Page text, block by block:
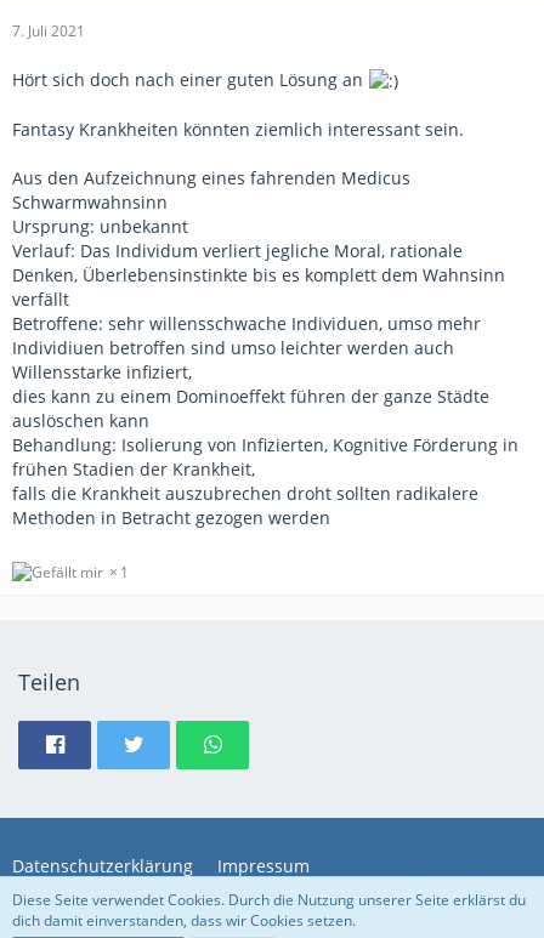
7. Juli 2021
Hört sich doch nach einer guten Lösung an
Fantasy Krankheiten könnten ziemlich interessant sein.
Aus den Aufzeichnung eines fahrenden Medicus
Schwarmwahnsinn
Ursprung: unbekannt
Verlauf: Das Individum verliert jegliche Moral, rationale
Denken, Überlebensinstinkte bis es komplett dem Wahnsinn
verfällt
Betroffene: sehr willensschwache Individuen, umso mehr
Individiuen betroffen sind umso leichter werden auch
Willensstarke infiziert,
dies kann zu einem Dominoeffekt führen der ganze Städte
auslöschen kann
Behandlung: Isolierung von Infizierten, Kognitive Förderung in
frühen Stadien der Krankheit,
falls die Krankheit auszubrechen droht sollten radikalere
Methoden in Betracht gezogen werden
1
Teilen
Datenschutzerklärung Impressum
Diese Seite verwendet Cookies. Durch die Nutzung unserer Seite erklärst du
dich damit einverstanden, dass wir Cookies setzen.